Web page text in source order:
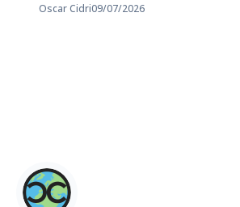
Oscar Cidri09/07/2026